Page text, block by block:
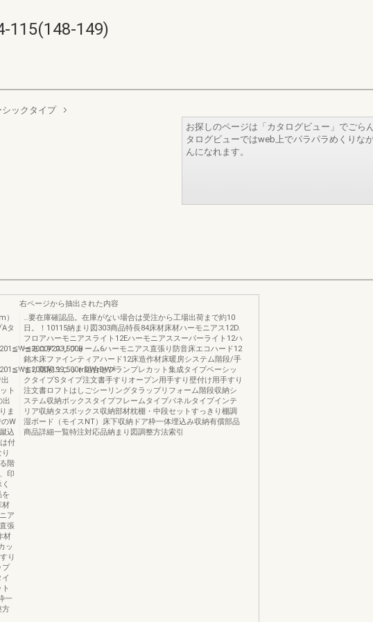
115(148-149)
ックタイプ
お探しのページは「カタログビュー」でごら
タログビューではweb上でパラパラめくりな
んになれます。
）
タ
ト
出
ま
W
込
付
階
印
を
材
ア
張
材
ッ
り
プ
一
方
右ページから抽出された内容
…要在庫確認品。在庫がない場合は受注から工場出荷まで約10
日。！10115納まり図303商品特長84床材床材ハーモニアス12D.
フロアハーモニアスライト12Eハーモニアススーパーライト12ハ
ーモニアスリフォーム6ハーモニアス直張り防音床エコハード12
銘木床ファインティアハード12床造作材床暖房システム階段/手
すり階段ユニット組合せプランプレカット集成タイプベーシッ
クタイプSタイプ注文書手すりオープン用手すり壁付け用手すり
注文書ロフトはしごシーリングタラップリフォーム階段収納シ
ステム収納ボックスタイプフレームタイプパネルタイプインテ
リア収納タスボックス収納部材枕棚・中段セットすっきり棚調
湿ボード（モイスNT）床下収納ドア枠一体埋込み収納有償部品
商品詳細一覧特注対応品納まり図調整方法索引